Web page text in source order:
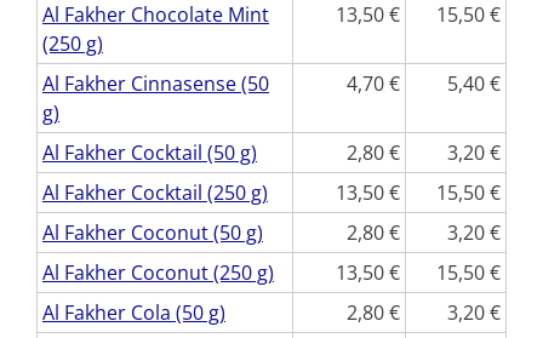
Al Fakher Chocolate Mint
(250 g)
13,50 15,50
Al Fakher Cinnasense (50
g)
4,70 5,40
Al Fakher Cocktail (50 g) 2,80
3,20
Al Fakher Cocktail (250 g)
13,50
15,50
Al Fakher Coconut (50 g)
2,80
3,20
Al Fakher Coconut (250 g)
13,50
15,50
Al Fakher Cola (50 g)
2,80
3,20